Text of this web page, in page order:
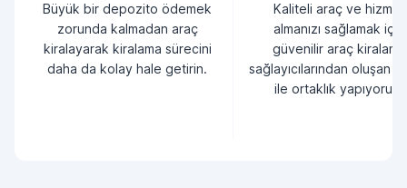
Büyük bir depozito ödemek
zorunda kalmadan araç
kiralayarak kiralama sürecini
daha da kolay hale getirin.
Kaliteli araç ve hizmet
almanızı sağlamak için
güvenilir araç kiralama
sağlayıcılarından oluşan
ile ortaklık yapıyoruz.